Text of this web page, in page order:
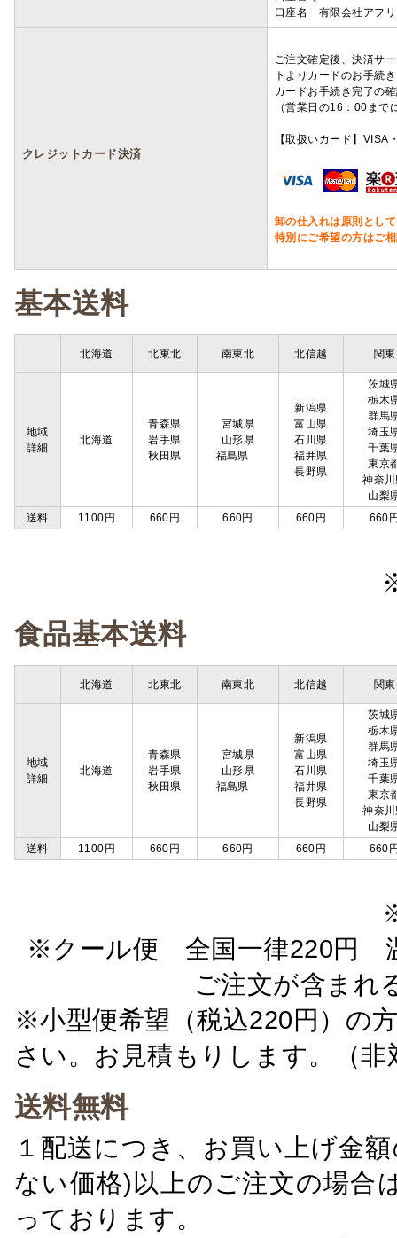
口座名 有限会社アフ
クレジットカード決済
ご注文確定後、決済サ
トよりカードのお手続
カードお手続き完了の
（営業日の16：00ま
【取扱いカード】
卸の仕入れは原則とし
特別にご希望の方はご
基本送料
北海道 北東北 南東北 北信越 関東
地域
詳細
北海道
青森県
岩手県
秋田県
宮城県
山形県
福島県
新潟県
富山県
石川県
福井県
長野県
茨城
栃木
群馬
埼玉
千葉
東京
神奈
山梨
送料
1100円 660円 660円 660円 660
食品基本送料
北海道 北東北 南東北 北信越 関東
地域
詳細
北海道
青森県
岩手県
秋田県
宮城県
山形県
福島県
新潟県
富山県
石川県
福井県
長野県
茨城
栃木
群馬
埼玉
千葉
東京
神奈
山梨
送料
1100円 660円 660円 660円 660
※クール便 全国一律220円
ご注文が含ま
※小型便希望（税込220円）の
さい。お見積もりします。（非
送料無料
１配送につき、お買い上げ金
ない価格)以上のご注文の場合
っております。